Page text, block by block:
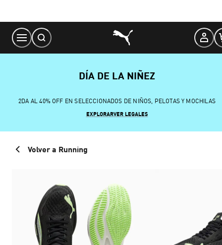
Content
DÍA DE LA NIÑEZ
2DA AL 40% OFF EN SELECCIONADOS DE NIÑOS, PELOTAS Y MOCHILAS
EXPLORARVER LEGALES
Volver a Running